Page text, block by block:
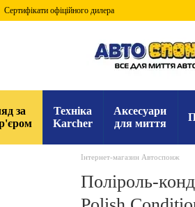
Сертифікати офіційного дилера
за
Техніка
Karcher
Аксесуари
для миття
Інтернет-магазин Автоспонж
Поліроль-